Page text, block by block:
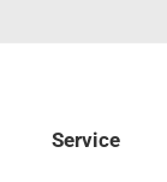
Service